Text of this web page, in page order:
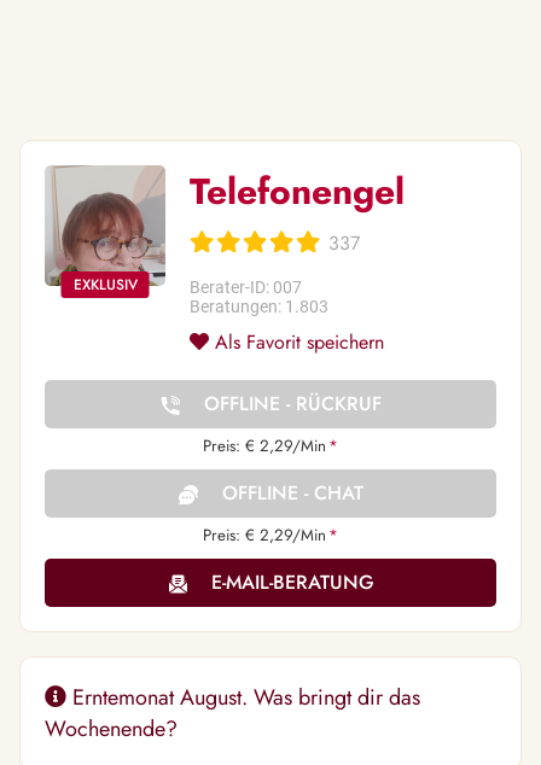
Telefonengel
337
Berater-ID: 007
Beratungen: 1.803
Als Favorit speichern
OFFLINE - RÜCKRUF
Preis: € 2,29/Min *
OFFLINE - CHAT
Preis: € 2,29/Min *
E-MAIL-BERATUNG
Erntemonat August. Was bringt dir das
Wochenende?